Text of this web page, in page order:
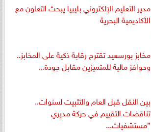
مدير التعليم الإلكتروني بليبيا يبحث التعاون مع
الأكاديمية البحرية
مخابز بورسعيد تقترح رقابة ذكية على المخابز..
وحوافز مالية للمتميزين مقابل جودة...
بين النقل قبل العام والتثبيت لسنوات..
تناقضات التقييم في حركة مديري
”مستشفيات...